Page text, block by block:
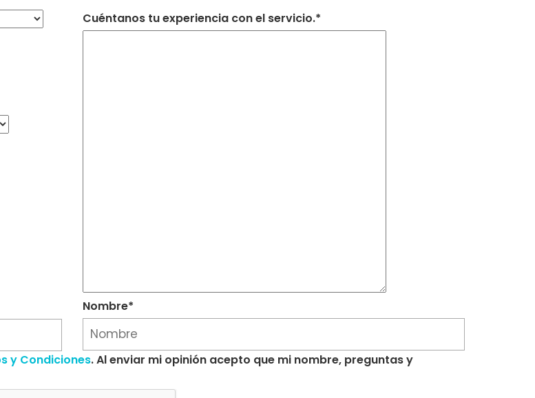
Cuéntanos tu experiencia con el servicio.*
Nombre*
y Condiciones. Al enviar mi opinión acepto que mi nombre, preguntas y